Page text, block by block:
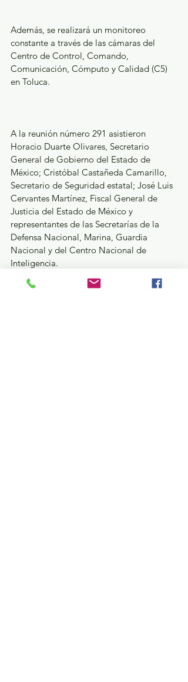
Además, se realizará un monitoreo
constante a través de las cámaras del
Centro de Control, Comando,
Comunicación, Cómputo y Calidad (C5)
en Toluca.
A la reunión número 291 asistieron
Horacio Duarte Olivares, Secretario
General de Gobierno del Estado de
México; Cristóbal Castañeda Camarillo,
Secretario de Seguridad estatal; José Luis
Cervantes Martínez, Fiscal General de
Justicia del Estado de México y
representantes de las Secretarías de la
Defensa Nacional, Marina, Guardia
Nacional y del Centro Nacional de
Inteligencia.
Deportes